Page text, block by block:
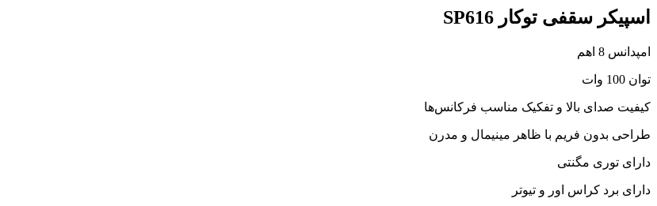
اسپیکر سقفی توکار SP616
امپدانس 8 اهم
توان 100 وات
کیفیت صدای بالا و تفکیک مناسب فرکانس‌ها
طراحی بدون فریم با ظاهر مینیمال و مدرن
دارای توری مگنتی
دارای برد کراس اور و تیوتر